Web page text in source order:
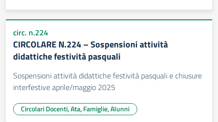
circ. n.224
CIRCOLARE N.224 – Sospensioni attività
didattiche festività pasquali
Sospensioni attività didattiche festività pasquali e chiusure
interfestive aprile/maggio 2025
Circolari Docenti, Ata, Famiglie, Alunni